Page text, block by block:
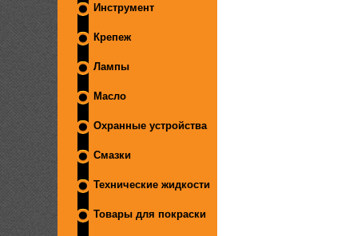
Инструмент
Крепеж
Лампы
Масло
Охранные устройства
Смазки
Технические жидкости
Товары для покраски